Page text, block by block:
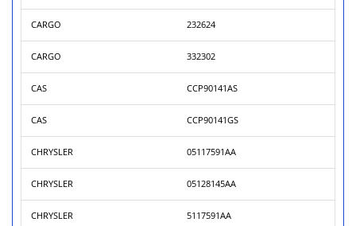
CARGO 232624
CARGO 332302
CAS CCP90141AS
CAS CCP90141GS
CHRYSLER 05117591AA
CHRYSLER 05128145AA
CHRYSLER 5117591AA